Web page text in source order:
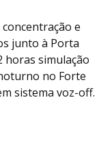
e
junto à Porta
horas simulação
no Forte
sistema voz-off.